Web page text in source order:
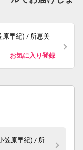
原早紀) / 所恵美
お気に入り登録
笠原早紀) / 所